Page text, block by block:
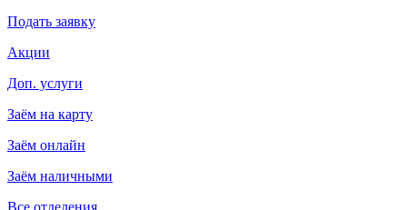
Подать заявку
Акции
Доп. услуги
Заём на карту
Заём онлайн
Заём наличными